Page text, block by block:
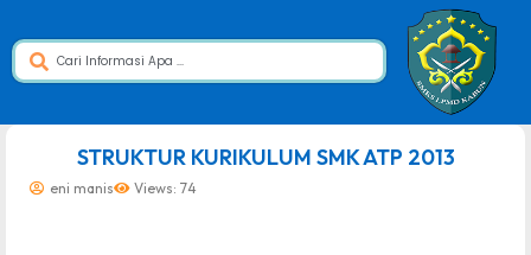
STRUKTUR KURIKULUM SMK ATP 2013
eni manis Views: 74